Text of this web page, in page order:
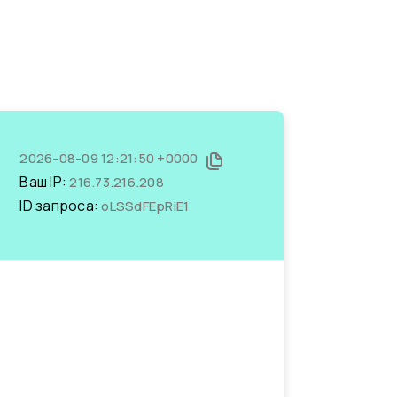
2026-08-09 12:21:50 +0000
Ваш IP:216.73.216.208
ID запроса:oLSSdFEpRiE1